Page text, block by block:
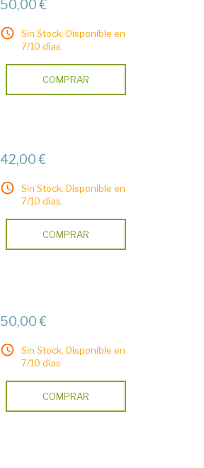
50,00 €
Sin Stock. Disponible en
7/10 días.
COMPRAR
42,00 €
Sin Stock. Disponible en
7/10 días.
COMPRAR
50,00 €
Sin Stock. Disponible en
7/10 días.
COMPRAR